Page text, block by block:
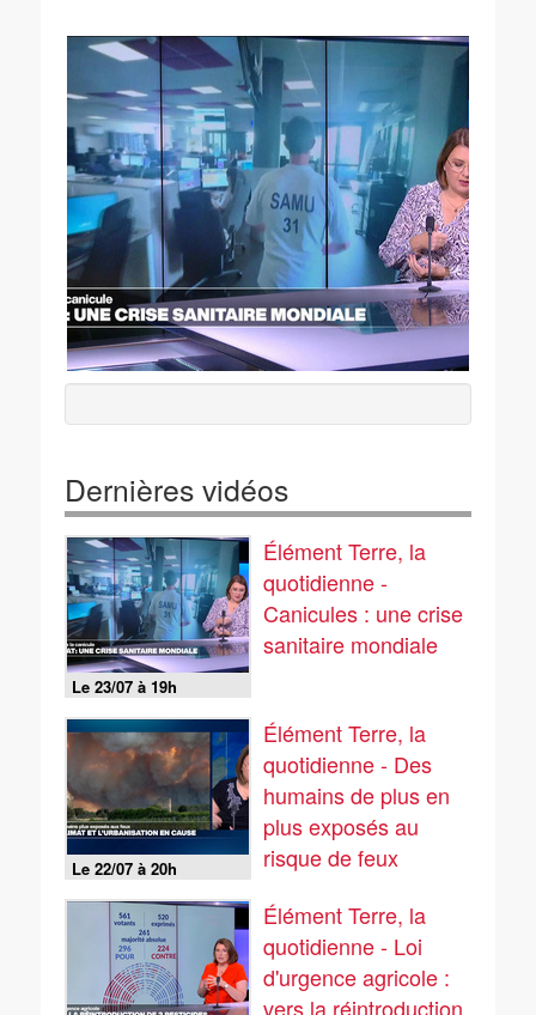
Dernières vidéos
Le 23/07 à 19h
Élément Terre, la
quotidienne -
Canicules : une crise
sanitaire mondiale
Le 22/07 à 20h
Élément Terre, la
quotidienne - Des
humains de plus en
plus exposés au
risque de feux
Élément Terre, la
quotidienne - Loi
d'urgence agricole :
vers la réintroduction